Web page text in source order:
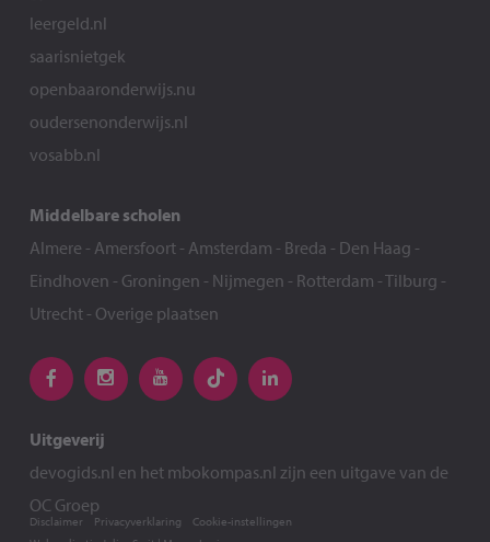
leergeld.nl
saarisnietgek
openbaaronderwijs.nu
oudersenonderwijs.nl
vosabb.nl
Middelbare scholen
Almere - Amersfoort- Amsterdam - Breda - Den Haag -
Eindhoven - Groningen - Nijmegen - Rotterdam -Tilburg -
Utrecht- Overige plaatsen
Uitgeverij
devogids.nl en het mbokompas.nl zijn een uitgave van de
OC Groep
Disclaimer Privacyverklaring Cookie-instellingen